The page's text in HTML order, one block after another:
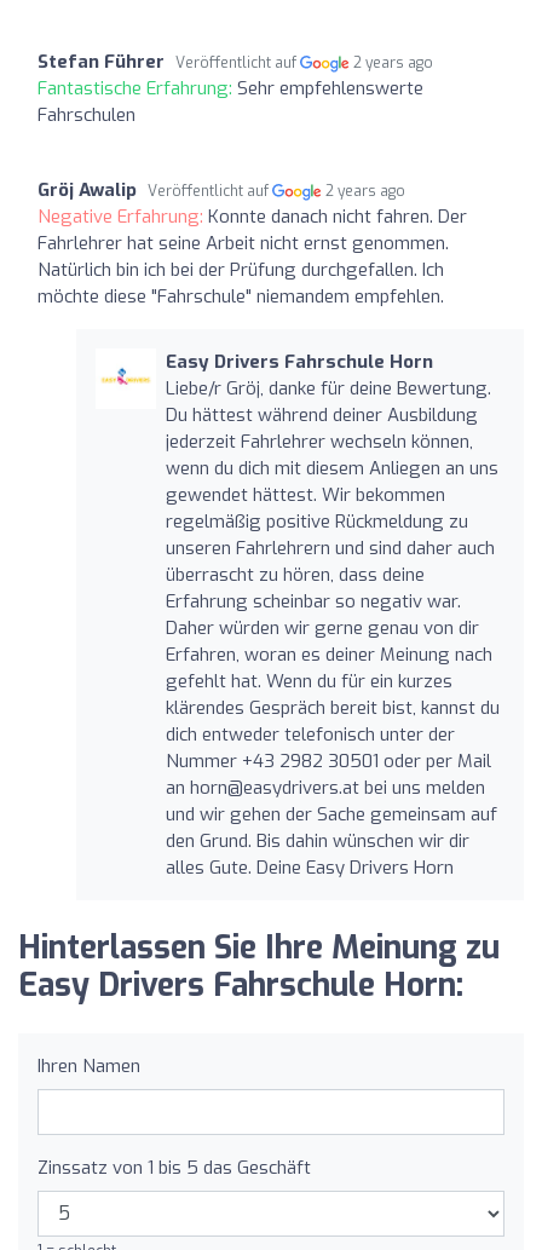
Stefan Führer Veröffentlicht auf 2 years ago
Fantastische Erfahrung: Sehr empfehlenswerte
Fahrschulen
Gröj Awalip Veröffentlicht auf 2 years ago
Negative Erfahrung: Konnte danach nicht fahren. Der
Fahrlehrer hat seine Arbeit nicht ernst genommen.
Natürlich bin ich bei der Prüfung durchgefallen. Ich
möchte diese "Fahrschule" niemandem empfehlen.
Easy Drivers Fahrschule Horn
Liebe/r Gröj, danke für deine Bewertung.
Du hättest während deiner Ausbildung
jederzeit Fahrlehrer wechseln können,
wenn du dich mit diesem Anliegen an uns
gewendet hättest. Wir bekommen
regelmäßig positive Rückmeldung zu
unseren Fahrlehrern und sind daher auch
überrascht zu hören, dass deine
Erfahrung scheinbar so negativ war.
Daher würden wir gerne genau von dir
Erfahren, woran es deiner Meinung nach
gefehlt hat. Wenn du für ein kurzes
klärendes Gespräch bereit bist, kannst du
dich entweder telefonisch unter der
Nummer +43 2982 30501 oder per Mail
an horn@easydrivers.atbei uns melden
und wir gehen der Sache gemeinsam auf
den Grund. Bis dahin wünschen wir dir
alles Gute. Deine Easy Drivers Horn
Hinterlassen Sie Ihre Meinung zu
Easy Drivers Fahrschule Horn:
Ihren Namen
Zinssatz von 1 bis 5 das Geschäft